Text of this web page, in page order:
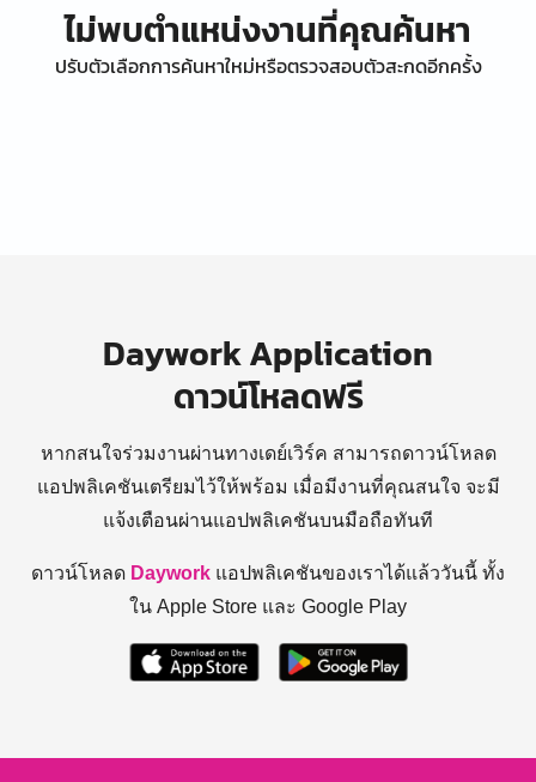
ไม่พบตำแหน่งงานที่คุณค้นหา
ปรับตัวเลือกการค้นหาใหม่หรือตรวจสอบตัวสะกดอีกครั้ง
Daywork Application
ดาวน์โหลดฟรี
หากสนใจร่วมงานผ่านทางเดย์เวิร์ค สามารถดาวน์โหลด
แอปพลิเคชันเตรียมไว้ให้พร้อม เมื่อมีงานที่คุณสนใจ จะมี
แจ้งเตือนผ่านแอปพลิเคชันบนมือถือทันที
ดาวน์โหลด Daywork แอปพลิเคชันของเราได้แล้ววันนี้ ทั้ง
ใน Apple Store และ Google Play